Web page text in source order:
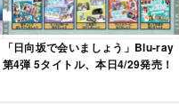
「日向坂で会いましょう」Blu-ray
第4弾 5タイトル、本日4/29発売！